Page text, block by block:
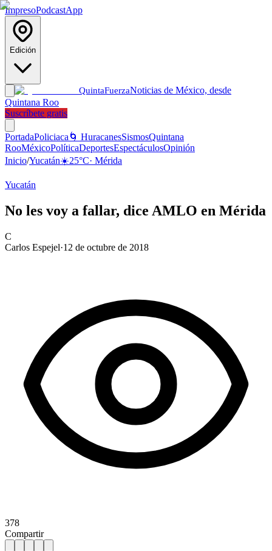
ImpresoPodcastApp
Edición
QuintaFuerzaNoticias de México, desde
Quintana Roo
Suscríbete gratis
PortadaPoliciaca 🌀 HuracanesSismosQuintana
RooMéxicoPolíticaDeportesEspectáculosOpinión
Inicio/Yucatán☀️25°C· Mérida
Yucatán
No les voy a fallar, dice AMLO en Mérida
C
Carlos Espejel·12 de octubre de 2018
378
Compartir